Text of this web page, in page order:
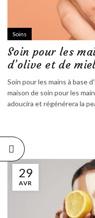
Soins
Soin pour les
d’olive et de
Soin pour les mains à base
maison de soin pour les
adoucira et régénérera la
29
AVR